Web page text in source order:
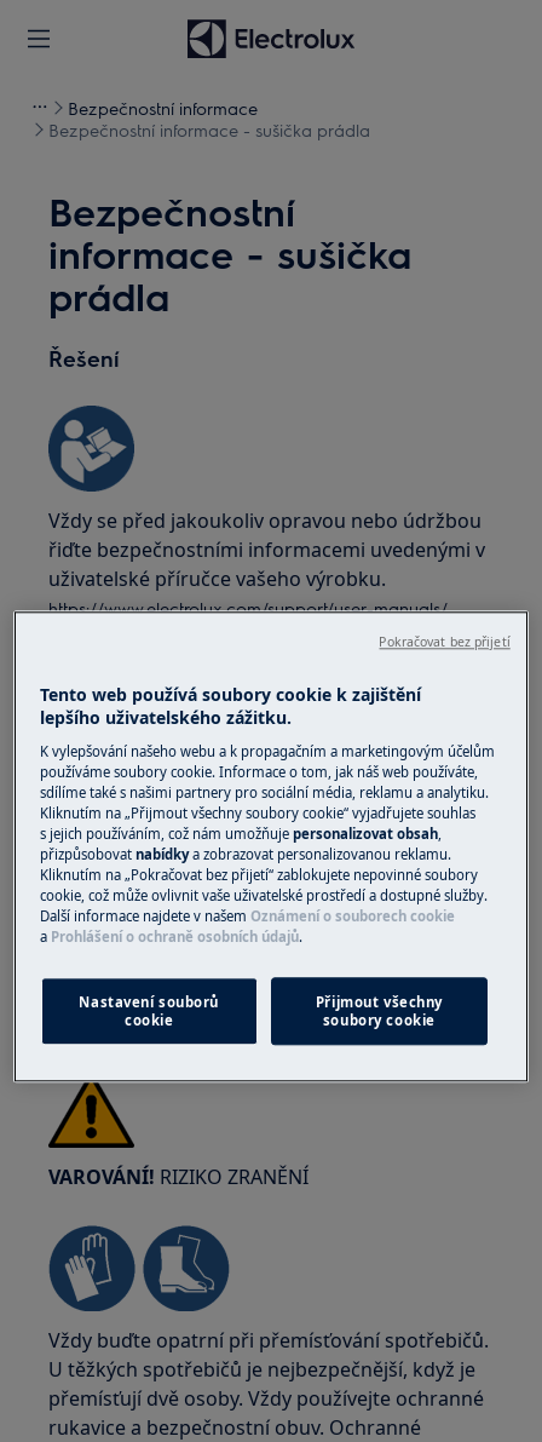
Bezpečnostní informace
Bezpečnostní informace - sušička prádla
Bezpečnostní
informace - sušička
prádla
Řešení
Vždy se před jakoukoliv opravou nebo údržbou
řiďte bezpečnostními informacemi uvedenými v
uživatelské příručce vašeho výrobku.
https://www.electrolux.com/support/user-manuals/
VAROVÁNÍ!NEBEZPEČÍ ÚRAZU ELEKTRICKÝM
PROUDEM
Před jakoukoliv opravou nebo údržbou vypněte
přístroj a odpojte síťovou zástrčku ze zásuvky.
VAROVÁNÍ! RIZIKO ZRANĚNÍ
Vždy buďte opatrní při přemísťování spotřebičů.
U těžkých spotřebičů je nejbezpečnější, když je
přemísťují dvě osoby. Vždy používejte ochranné
rukavice a bezpečnostní obuv. Ochranné
Tento web používá soubory cookie k zajištění
lepšího uživatelského zážitku.
K vylepšování našeho webu a k propagačním a marketingovým účelům
používáme soubory cookie. Informace o tom, jak náš web používáte,
sdílíme také s našimi partnery pro sociální média, reklamu a analytiku.
Kliknutím na „Přijmout všechny soubory cookie“ vyjadřujete souhlas
s jejich používáním, což nám umožňujepersonalizovat obsah,
přizpůsobovatnabídkya zobrazovat personalizovanou reklamu.
Kliknutím na „Pokračovat bez přijetí“ zablokujete nepovinné soubory
cookie, což může ovlivnit vaše uživatelské prostředí a dostupné služby.
Další informace najdete v našemOznámení o souborech cookie
a Prohlášení o ochraně osobních údajů.
Nastavení souborů
cookie
Přijmout všechny
soubory cookie
Pokračovat bez přijetí